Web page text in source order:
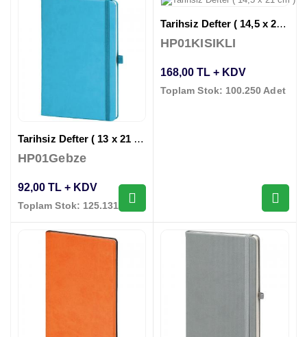
Tarihsiz Defter ( 13 x 21 cm )
HP01Gebze
92,00 TL + KDV
Toplam Stok: 125.131 Adet
Tarihsiz Defter ( 14,5 x 21 cm )
HP01KISIKLI
168,00 TL + KDV
Toplam Stok: 100.250 Adet